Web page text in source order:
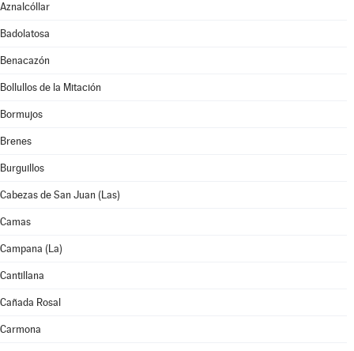
Aznalcóllar
Badolatosa
Benacazón
Bollullos de la Mitación
Bormujos
Brenes
Burguillos
Cabezas de San Juan (Las)
Camas
Campana (La)
Cantillana
Cañada Rosal
Carmona